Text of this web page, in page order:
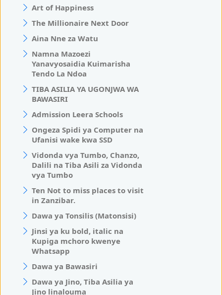
Art of Happiness
The Millionaire Next Door
Aina Nne za Watu
Namna Mazoezi
Yanavyosaidia Kuimarisha
Tendo La Ndoa
TIBA ASILIA YA UGONJWA WA
BAWASIRI
Admission Leera Schools
Ongeza Spidi ya Computer na
Ufanisi wake kwa SSD
Vidonda vya Tumbo, Chanzo,
Dalili na Tiba Asili za Vidonda
vya Tumbo
Ten Not to miss places to visit
in Zanzibar.
Dawa ya Tonsilis (Matonsisi)
Jinsi ya ku bold, italic na
Kupiga mchoro kwenye
Whatsapp
Dawa ya Bawasiri
Dawa ya Jino, Tiba Asilia ya
Jino linalouma